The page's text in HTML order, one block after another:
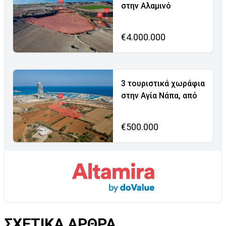
στην Αλαμινό
€4.000.000
3 τουριστικά χωράφια
στην Αγία Νάπα, από
€500.000